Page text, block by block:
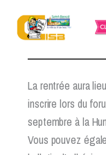
contenu
La rentrée aura
inscrire lors du
septembre à la
Vous pouvez